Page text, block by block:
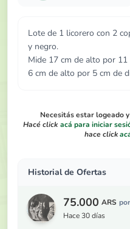
Lote de 1 licorero con 2
y negro.
Mide 17 cm de alto por
6 cm de alto por 5 cm de
Necesitás estar logeado
Hacé click acá para iniciar
hace click
Historial de Ofertas
75.000 ARS por
hace 30 días